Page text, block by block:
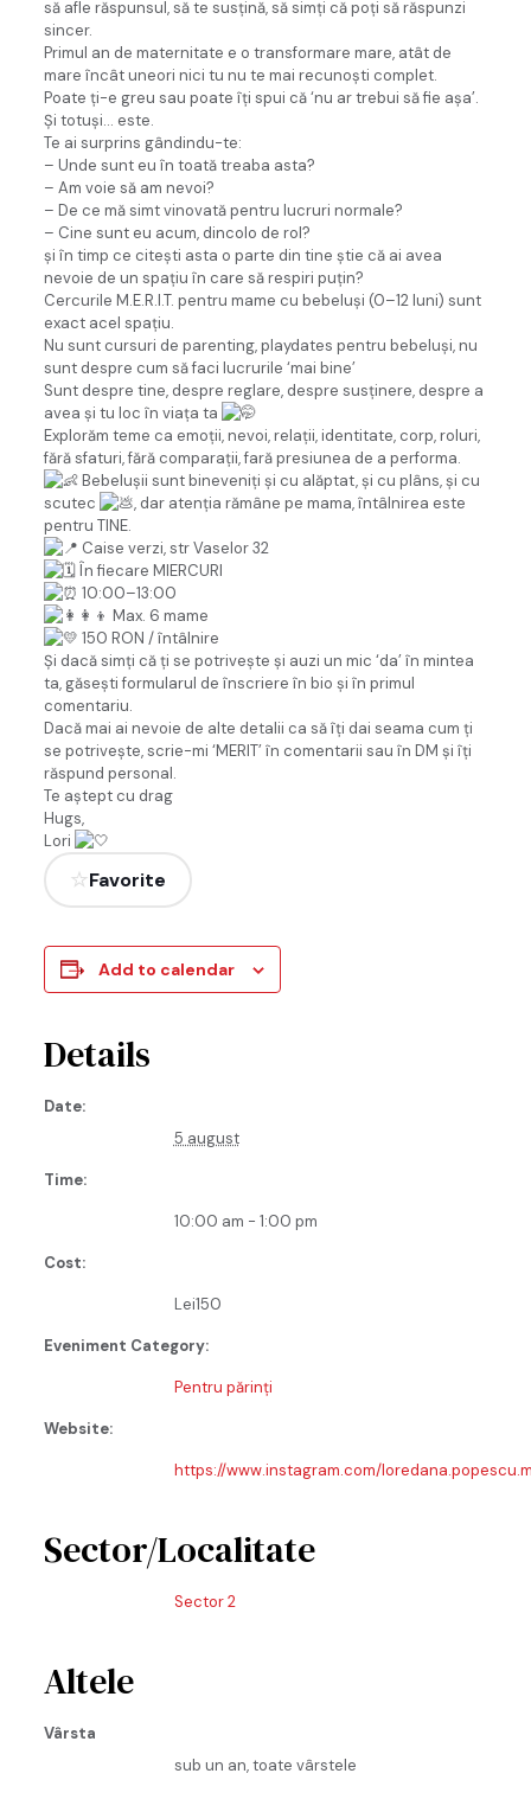
să afle răspunsul, să te susțină, să simți că poți să răspunzi
sincer.
Primul an de maternitate e o transformare mare, atât de
mare încât uneori nici tu nu te mai recunoști complet.
Poate ți-e greu sau poate îți spui că ‘nu ar trebui să fie așa’.
Și totuși… este.
Te ai surprins gândindu-te:
– Unde sunt eu în toată treaba asta?
– Am voie să am nevoi?
– De ce mă simt vinovată pentru lucruri normale?
– Cine sunt eu acum, dincolo de rol?
și în timp ce citești asta o parte din tine știe că ai avea
nevoie de un spațiu în care să respiri puțin?
Cercurile M.E.R.I.T. pentru mame cu bebeluși (0–12 luni) sunt
exact acel spațiu.
Nu sunt cursuri de parenting, playdates pentru bebeluși, nu
sunt despre cum să faci lucrurile ‘mai bine’
Sunt despre tine, despre reglare, despre susținere, despre a
avea și tu loc în viața ta
Explorăm teme ca emoții, nevoi, relații, identitate, corp, roluri,
fără sfaturi, fără comparații, fară presiunea de a performa.
Bebelușii sunt bineveniți și cu alăptat, și cu plâns, și cu
scutec
, dar atenția rămâne pe mama, întâlnirea este
pentru TINE.
Caise verzi, str Vaselor 32
În fiecare MIERCURI
10:00–13:00
Max. 6 mame
150 RON / întâlnire
Și dacă simți că ți se potrivește și auzi un mic ‘da’ în mintea
ta, găsești formularul de înscriere în bio și în primul
comentariu.
Dacă mai ai nevoie de alte detalii ca să îți dai seama cum ți
se potrivește, scrie-mi ‘MERIT’ în comentarii sau în DM și îți
răspund personal.
Te aștept cu drag
Hugs,
Lori
Favorite
Add to calendar
Details
Date:
5 august
Time:
10:00 am - 1:00 pm
Cost:
Lei150
Eveniment Category:
Pentru părinți
Website:
https://www.instagram.com/
Sector/Localitate
Sector 2
Altele
Vârsta
sub un an, toate vârstele